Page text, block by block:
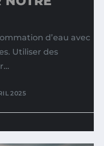
d’eau avec
Utiliser des
2025